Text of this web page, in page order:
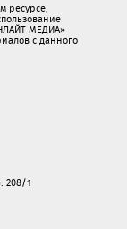
ресурсе,
МЕДИА»
с данного
208/1